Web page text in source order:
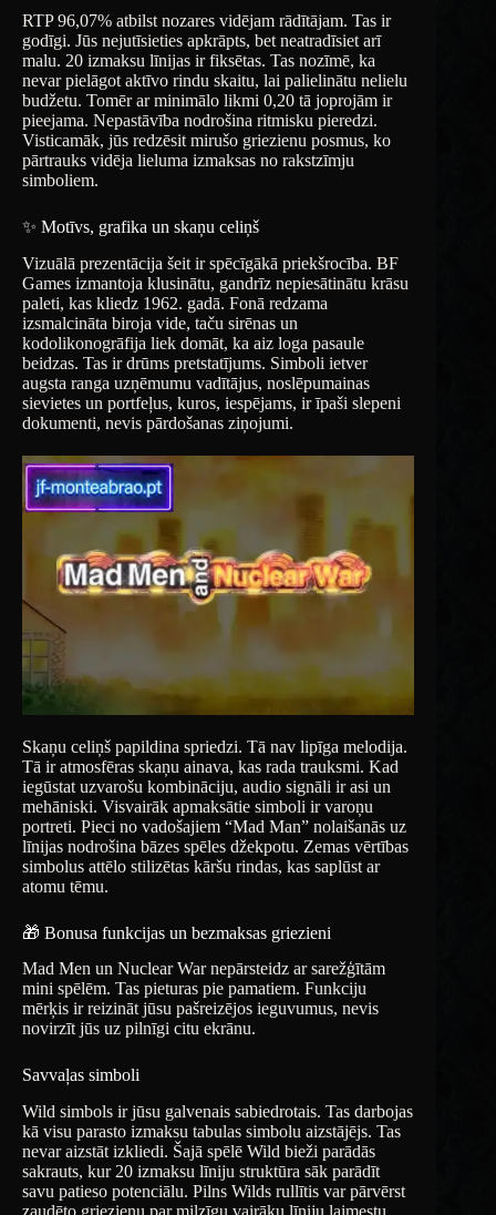
RTP 96,07% atbilst nozares vidējam rādītājam. Tas ir
godīgi. Jūs nejutīsieties apkrāpts, bet neatradīsiet arī
malu. 20 izmaksu līnijas ir fiksētas. Tas nozīmē, ka
nevar pielāgot aktīvo rindu skaitu, lai palielinātu nelielu
budžetu. Tomēr ar minimālo likmi 0,20 tā joprojām ir
pieejama. Nepastāvība nodrošina ritmisku pieredzi.
Visticamāk, jūs redzēsit mirušo griezienu posmus, ko
pārtrauks vidēja lieluma izmaksas no rakstzīmju
simboliem.
✨ Motīvs, grafika un skaņu celiņš
Vizuālā prezentācija šeit ir spēcīgākā priekšrocība. BF
Games izmantoja klusinātu, gandrīz nepiesātinātu krāsu
paleti, kas kliedz 1962. gadā. Fonā redzama
izsmalcināta biroja vide, taču sirēnas un
kodolikonogrāfija liek domāt, ka aiz loga pasaule
beidzas. Tas ir drūms pretstatījums. Simboli ietver
augsta ranga uzņēmumu vadītājus, noslēpumainas
sievietes un portfeļus, kuros, iespējams, ir īpaši slepeni
dokumenti, nevis pārdošanas ziņojumi.
Skaņu celiņš papildina spriedzi. Tā nav lipīga melodija.
Tā ir atmosfēras skaņu ainava, kas rada trauksmi. Kad
iegūstat uzvarošu kombināciju, audio signāli ir asi un
mehāniski. Visvairāk apmaksātie simboli ir varoņu
portreti. Pieci no vadošajiem “Mad Man” nolaišanās uz
līnijas nodrošina bāzes spēles džekpotu. Zemas vērtības
simbolus attēlo stilizētas kāršu rindas, kas saplūst ar
atomu tēmu.
🎁 Bonusa funkcijas un bezmaksas griezieni
Mad Men un Nuclear War nepārsteidz ar sarežģītām
mini spēlēm. Tas pieturas pie pamatiem. Funkciju
mērķis ir reizināt jūsu pašreizējos ieguvumus, nevis
novirzīt jūs uz pilnīgi citu ekrānu.
Savvaļas simboli
Wild simbols ir jūsu galvenais sabiedrotais. Tas darbojas
kā visu parasto izmaksu tabulas simbolu aizstājējs. Tas
nevar aizstāt izkliedi. Šajā spēlē Wild bieži parādās
sakrauts, kur 20 izmaksu līniju struktūra sāk parādīt
savu patieso potenciālu. Pilns Wilds rullītis var pārvērst